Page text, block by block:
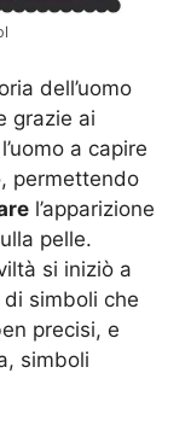
dell’uomo
grazie ai
a capire
permettendo
l’apparizione
pelle.
si iniziò a
simboli che
precisi, e
simboli